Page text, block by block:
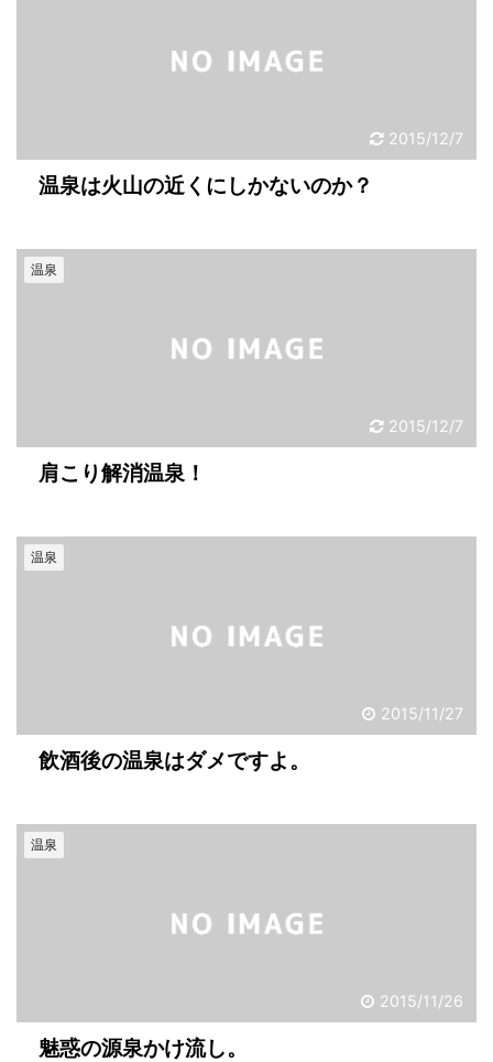
2015/12/7
温泉は火山の近くにしかないのか？
2015/12/7
温泉
肩こり解消温泉！
2015/11/27
温泉
飲酒後の温泉はダメですよ。
2015/11/26
温泉
魅惑の源泉かけ流し。